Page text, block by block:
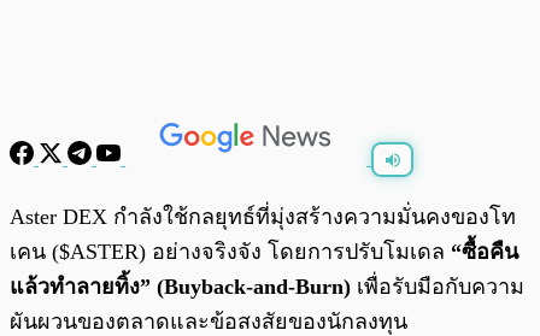
พร้อมเล่น 0:00
Aster DEX กำลังใช้กลยุทธ์ที่มุ่งสร้างความมั่นคงของโท
เคน ($ASTER) อย่างจริงจัง โดยการปรับโมเดล “ซื้อคืน
แล้วทำลายทิ้ง” (Buyback-and-Burn) เพื่อรับมือกับความ
ผันผวนของตลาดและข้อสงสัยของนักลงทุน